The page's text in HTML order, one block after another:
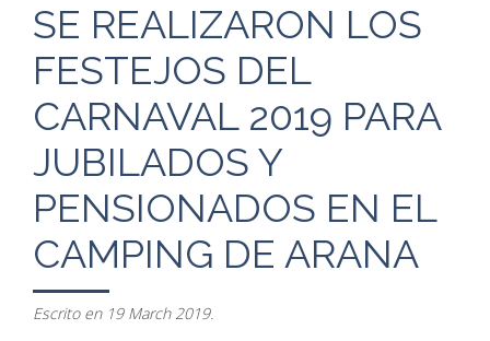
SE REALIZARON LOS
FESTEJOS DEL
CARNAVAL 2019 PARA
JUBILADOS Y
PENSIONADOS EN EL
CAMPING DE ARANA
Escrito en 19 March 2019.